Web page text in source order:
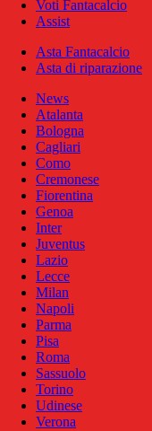
Voti Fantacalcio
Assist
Asta Fantacalcio
Asta di riparazione
News
Atalanta
Bologna
Cagliari
Como
Cremonese
Fiorentina
Genoa
Inter
Juventus
Lazio
Lecce
Milan
Napoli
Parma
Pisa
Roma
Sassuolo
Torino
Udinese
Verona